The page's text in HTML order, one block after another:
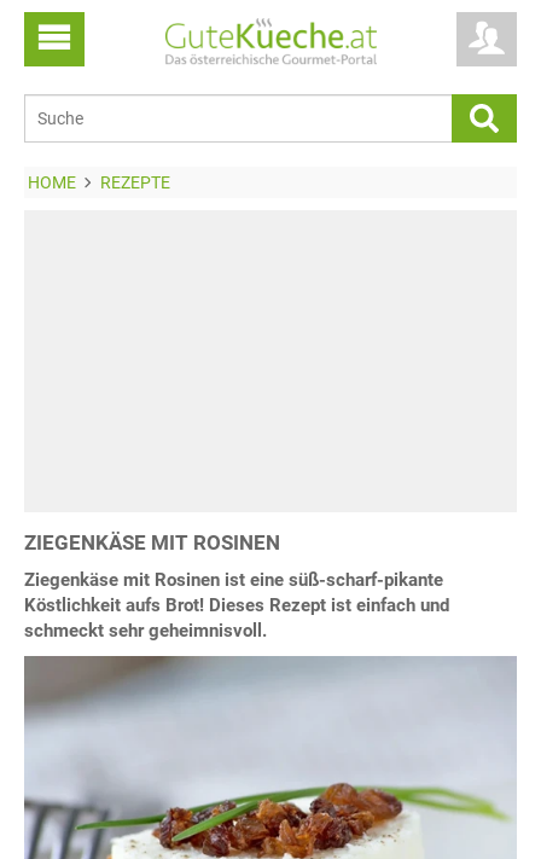
HOME REZEPTE
ZIEGENKÄSE MIT ROSINEN
Ziegenkäse mit Rosinen ist eine süß-scharf-pikante
Köstlichkeit aufs Brot! Dieses Rezept ist einfach und
schmeckt sehr geheimnisvoll.